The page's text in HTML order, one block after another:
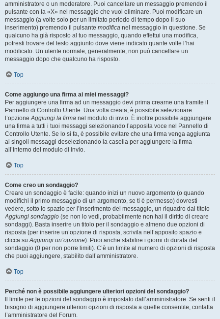
amministratore o un moderatore. Puoi cancellare un messaggio premendo il
pulsante con la «X» nel messaggio che vuoi eliminare. Puoi modificare un
messaggio (a volte solo per un limitato periodo di tempo dopo il suo
inserimento) premendo il pulsante modifica nel messaggio in questione. Se
qualcuno ha già risposto al tuo messaggio, quando effettui una modifica,
potresti trovare del testo aggiunto dove viene indicato quante volte l’hai
modificato. Un utente normale, generalmente, non può cancellare un
messaggio dopo che qualcuno ha risposto.
Top
Come aggiungo una firma ai miei messaggi?
Per aggiungere una firma ad un messaggio devi prima crearne una tramite il
Pannello di Controllo Utente. Una volta creata, è possibile selezionare
l’opzioneAggiungi la firma nel modulo di invio. È inoltre possibile aggiungere
una firma a tutti i tuoi messaggi selezionando l’apposita voce nel Pannello di
Controllo Utente. Se lo si fa, è possibile evitare che una firma venga aggiunta
ai singoli messaggi deselezionando la casella per aggiungere la firma
all’interno del modulo di invio.
Top
Come creo un sondaggio?
Creare un sondaggio è facile: quando inizi un nuovo argomento (o quando
modifichi il primo messaggio di un argomento, se ti è permesso) dovresti
vedere, sotto lo spazio per l’inserimento del messaggio, un riquadro dal titolo
Aggiungi sondaggio (se non lo vedi, probabilmente non hai il diritto di creare
sondaggi). Basta inserire un titolo per il sondaggio e almeno due opzioni di
risposta (per inserire un’opzione di risposta, scrivila nell’apposito spazio e
clicca suAggiungi un’opzione). Puoi anche stabilire i giorni di durata del
sondaggio (0 per non porre limiti). C’è un limite al numero di opzioni di risposta
che puoi aggiungere, stabilito dall’amministratore.
Top
Perché non è possibile aggiungere ulteriori opzioni del sondaggio?
Il limite per le opzioni del sondaggio è impostato dall’amministratore. Se senti il
bisogno di aggiungere ulteriori opzioni di risposta a quelle consentite, contatta
l’amministratore del Forum.